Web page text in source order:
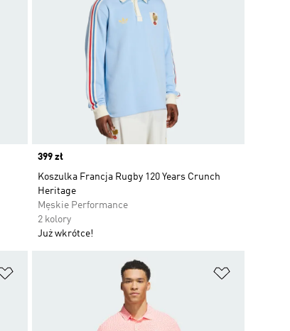
Price
399 zł
Koszulka Francja Rugby 120 Years Crunch
Heritage
Męskie Performance
2 kolory
Już wkrótce!